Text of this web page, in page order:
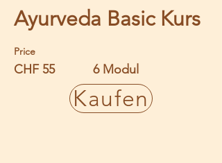
Ayurveda Basic Kurs
Price
CHF 55 6 Modul
Kaufen